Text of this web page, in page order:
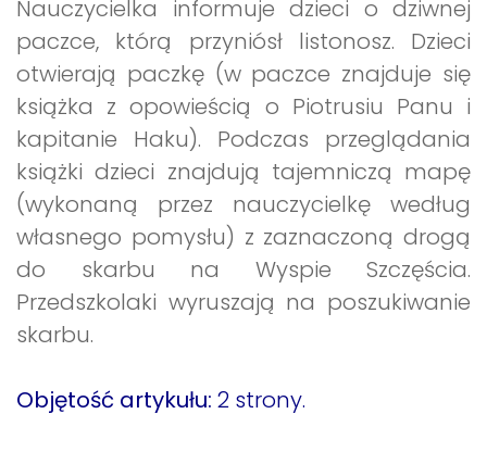
Nauczycielka informuje dzieci o dziwnej
paczce, którą przyniósł listonosz. Dzieci
otwierają paczkę (w paczce znajduje się
książka z opowieścią o Piotrusiu Panu i
kapitanie Haku). Podczas przeglądania
książki dzieci znajdują tajemniczą mapę
(wykonaną przez nauczycielkę według
własnego pomysłu) z zaznaczoną drogą
do skarbu na Wyspie Szczęścia.
Przedszkolaki wyruszają na poszukiwanie
skarbu.
Objętość artykułu: 2 strony.